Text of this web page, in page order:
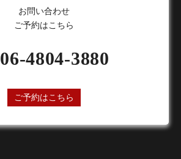
お問い合わせ
ご予約はこちら
06-4804-3880
ご予約はこちら